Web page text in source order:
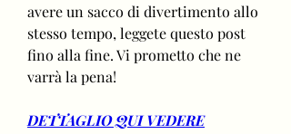
avere un sacco di divertimento allo
stesso tempo, leggete questo post
fino alla fine. Vi prometto che ne
varrà la pena!
DETTAGLIO QUI VEDERE